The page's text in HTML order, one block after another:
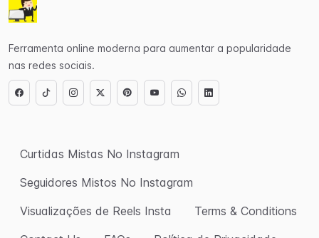
Ferramenta online moderna para aumentar a popularidade
nas redes sociais.
Curtidas Mistas No Instagram
Seguidores Mistos No Instagram
Visualizações de Reels Insta
Terms & Conditions